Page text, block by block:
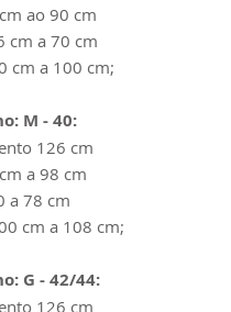
ao 90 cm
cm a 70 cm
cm a 100 cm;
M - 40:
126 cm
a 98 cm
a 78 cm
cm a 108 cm;
G - 42/44:
126 cm